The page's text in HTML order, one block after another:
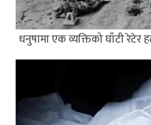
धनुषामा एक व्यक्तिको घाँटी रेटेर